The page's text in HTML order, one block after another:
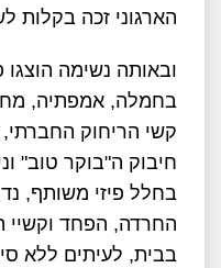
הארגוני זכה בקלות
ובאותה נשימה הוצגו
בחמלה, אמפתיה,
קשי הריחוק החברתי,
בחלל פיזי משותף,
החרדה, הפחד וקשיי
בבית, לעיתים ללא